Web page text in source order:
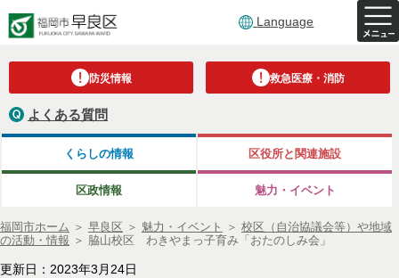
Language
防災情報 救急医療・消防
よくある質問
くらしの情報 区役所と関連施設
区政情報 魅力・イベント
福岡市ホーム ＞ 早良区 ＞ 魅力・イベント ＞ 校区（自治協議会等）や地域
の活動・情報 ＞ 脇山校区 わきやまっ子育み「おたのしみ会」
更新日：2023年3月24日